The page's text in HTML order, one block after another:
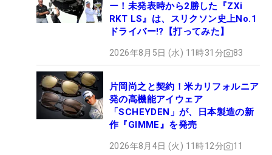
ー！未発表時から2勝した『ZXi
RKT LS』は、スリクソン史上No.1
ドライバー!?【打ってみた】
2026年8月5日 (水) 11時31分 83
片岡尚之と契約！米カリフォルニア
発の高機能アイウェア
「SCHEYDEN」が、日本製造の新
作『GIMME』を発売
2026年8月4日 (火) 11時12分 11